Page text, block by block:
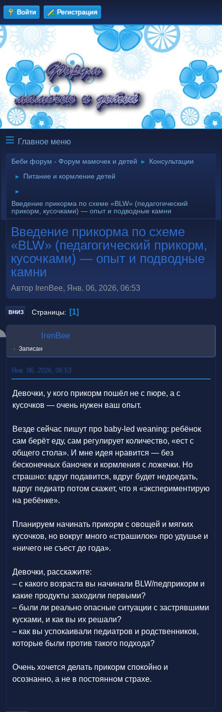
Войти Регистрация
Главное меню
Беби форум - Форум мамочек и детей ► Консультации
► Питание и кормление детей
►
Введение прикорма по схеме «BLW» (педагогический
прикорм, кусочками) — опыт и подводные камни
Введение прикорма по схеме
«BLW» (педагогический прикорм,
кусочками) — опыт и подводные
камни
Автор IrenBee, Янв. 06, 2026, 06:53
ВНИЗ Страницы 1
IrenBee
Записан
Янв. 06, 2026, 06:53
Девочки, у кого прикорм пошёл не с пюре, а с
кусочков — очень нужен ваш опыт.
Везде сейчас пишут про baby-led weaning: ребёнок
сам берёт еду, сам регулирует количество, «ест с
общего стола». И мне идея нравится — без
бесконечных баночек и кормления с ложечки. Но
страшно: вдруг подавится, вдруг будет недоедать,
вдруг педиатр потом скажет, что я «экспериментирую
на ребёнке».
Планируем начинать прикорм с овощей и мягких
кусочков, но вокруг много «страшилок» про удушье и
«ничего не съест до года».
Девочки, расскажите:
– с какого возраста вы начинали BLW/педприкорм и
какие продукты заходили первыми?
– были ли реально опасные ситуации с застрявшими
кусками, и как вы их решали?
– как вы успокаивали педиатров и родственников,
которые были против такого подхода?
Очень хочется делать прикорм спокойно и
осознанно, а не в постоянном страхе.